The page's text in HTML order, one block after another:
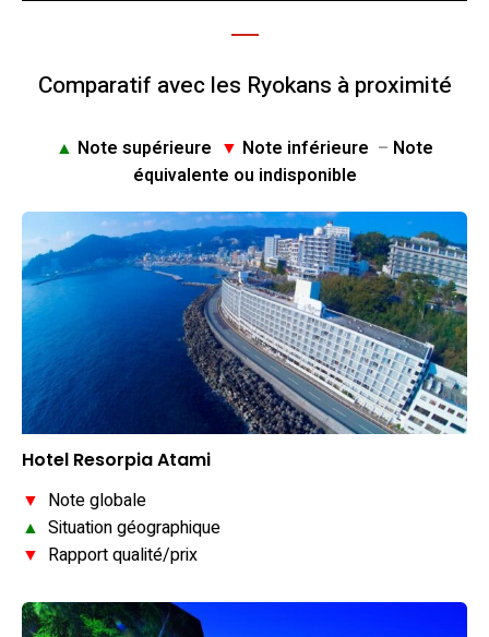
Comparatif avec les Ryokans à proximité
▲ Note supérieure ▼ Note inférieure – Note
équivalente ou indisponible
Hotel Resorpia Atami
▼ Note globale
▲ Situation géographique
▼ Rapport qualité/prix